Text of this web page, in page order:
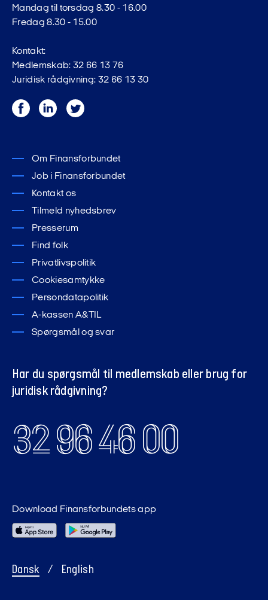
Mandag til torsdag 8.30 - 16.00
Fredag 8.30 - 15.00
Kontakt:
Medlemskab: 32 66 13 76
Juridisk rådgivning: 32 66 13 30
FacebookLinkedInTwitter
Om Finansforbundet
Job i Finansforbundet
Kontakt os
Tilmeld nyhedsbrev
Presserum
Find folk
Privatlivspolitik
Cookiesamtykke
Persondatapolitik
A-kassen A&TIL
Spørgsmål og svar
Har du spørgsmål til medlemskab eller brug for
juridisk rådgivning?
32 96 46 00
Dansk / English
Download Finansforbundets app